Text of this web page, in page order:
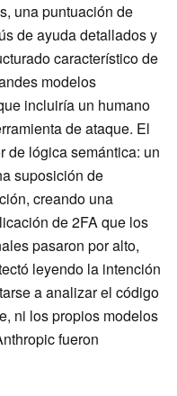
una puntuación de
de ayuda detallados y
característico de
modelos
incluiría un humano
de ataque. El
de lógica semántica: un
suposición de
creando una
de 2FA que los
pasaron por alto,
leyendo la intención
a analizar el código
ni los propios modelos
fueron